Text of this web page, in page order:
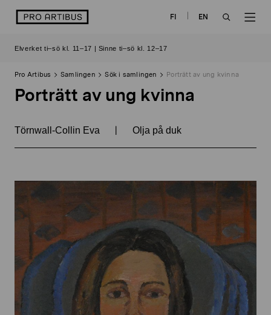
logo FI
EN
Elverket ti–sö kl. 11–17 | Sinne ti–sö kl. 12–17
Pro Artibus Samlingen Sök i samlingen Porträtt av ung kvinna
Porträtt av ung kvinna
Törnwall-Collin Eva | Olja på duk